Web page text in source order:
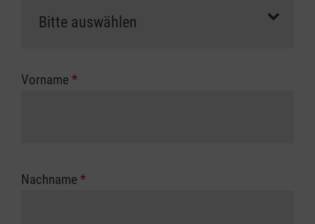
Die notwendigen Formulare für die
zuständigen Berufsgenossenschaft oder
Vorname *
Nachname *